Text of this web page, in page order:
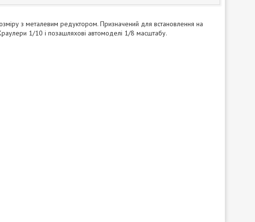
з металевим редуктором. Призначений для встановлення на
1/10 і позашляхові автомоделі 1/8 масштабу.